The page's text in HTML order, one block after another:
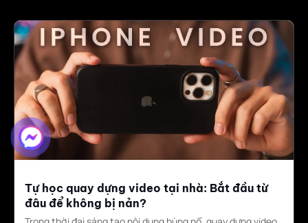
Tự học quay dựng video tại nhà: Bắt đầu từ
đâu để không bị nản?